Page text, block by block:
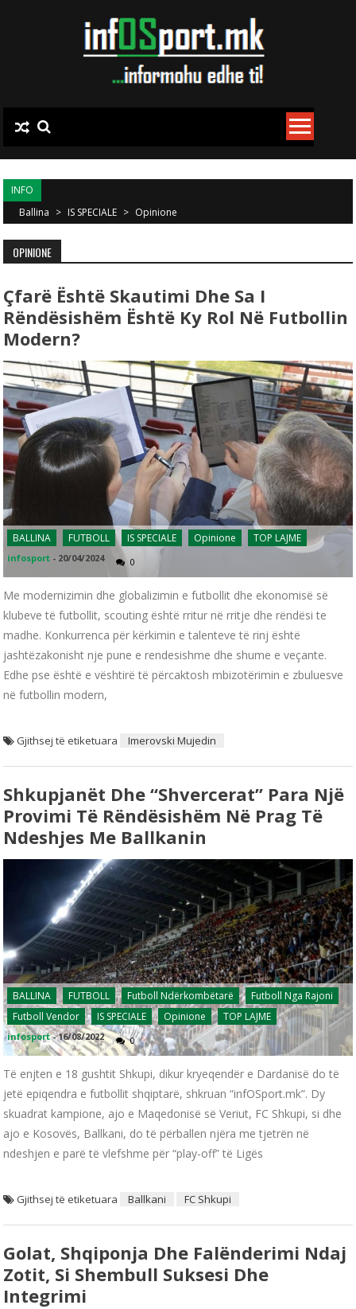
INFO
Ballina > IS SPECIALE > Opinione
OPINIONE
Çfarë Është Skautimi Dhe Sa I
Rëndësishëm Është Ky Rol Në Futbollin
Modern?
BALLINA FUTBOLL IS SPECIALE Opinione TOP LAJME
infosport - 20/04/2024 0
Me modernizimin dhe globalizimin e futbollit dhe ekonomisë së
klubeve të futbollit, scouting është rritur në rritje dhe rëndësi te
madhe. Konkurrenca për kërkimin e talenteve të rinj është
jashtëzakonisht nje pune e rendesishme dhe shume e veçante.
Edhe pse është e vështirë të përcaktosh mbizotërimin e zbuluesve
në futbollin modern,
Gjithsej të etiketuara Imerovski Mujedin
Shkupjanët Dhe “Shvercerat” Para Një
Provimi Të Rëndësishëm Në Prag Të
Ndeshjes Me Ballkanin
BALLINA FUTBOLL Futboll Ndërkombëtarë
Futboll Nga Rajoni
Futboll Vendor
IS SPECIALE Opinione TOP LAJME
infosport -16/08/2022 0
Të enjten e 18 gushtit Shkupi, dikur kryeqendër e Dardanisë do të
jetë epiqendra e futbollit shqiptarë, shkruan “infOSport.mk”. Dy
skuadrat kampione, ajo e Maqedonisë së Veriut, FC Shkupi, si dhe
ajo e Kosovës, Ballkani, do të përballen njëra me tjetrën në
ndeshjen e parë të vlefshme për “play-off” të Ligës
Gjithsej të etiketuara Ballkani FC Shkupi
Golat, Shqiponja Dhe Falënderimi Ndaj
Zotit, Si Shembull Suksesi Dhe
Integrimi